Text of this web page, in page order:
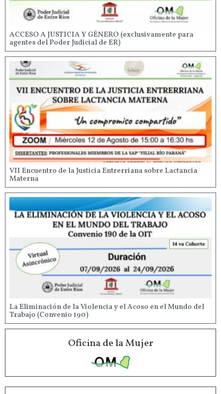
ACCESO A JUSTICIA Y GÉNERO (exclusivamente para
agentes del Poder Judicial de ER)
VII Encuentro de la Justicia Entrerriana sobre Lactancia
Materna
La Eliminación de la Violencia y el Acoso en el Mundo del
Trabajo (Convenio 190)
Oficina de la Mujer